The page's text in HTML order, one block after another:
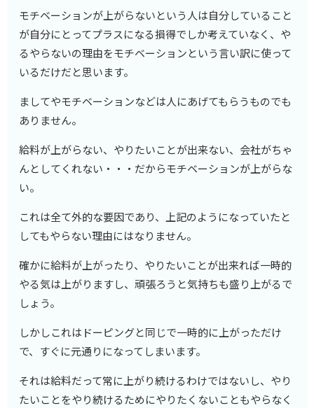
モチベーションが上がらないという人は自分していること
が自分にとってプラスになる損得でしか考えていなく、や
るやらないの理由をモチベーションという言い訳に使って
いるだけだと思います。
ましてやモチベーションなどは人にあげてもらうものでも
ありません。
給料が上がらない、やりたいことが出来ない、会社がちゃ
んとしてくれない・・・だからモチベーションが上がらな
い。
これは全て外的な要因であり、上記のようになっていたと
してもやらない理由にはなりません。
確かに給料が上がったり、やりたいことが出来れば一時的
やる気は上がりますし、頑張ろうと気持ちも盛り上がるで
しょう。
しかしこれはドーピングと同じで一時的に上がっただけ
で、すぐに元通りになってしまいます。
それは給料だって常に上がり続けるわけではないし、やり
たいことをやり続けるためにやりたくないこともやらなく